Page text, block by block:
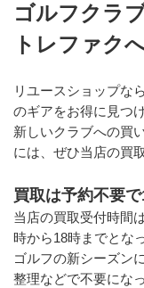
ゴルフクラ
トレファク
リユースショップな
のギアをお得に見つ
新しいクラブへの買
には、ぜひ当店の買
買取は予約不要
当店の買取受付時間
時から18時までとな
ゴルフの新シーズン
整理などで不要にな